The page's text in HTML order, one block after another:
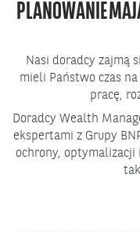
PLANOWANIE
Nasi doradcy zajmą
mieli Państwo czas
pracę,
Doradcy Wealth
ekspertami z Grupy
ochrony, optymalizacji